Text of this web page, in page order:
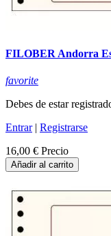
FILOBER Andorra
favorite
Debes de estar
Entrar| Registrarse
16,00 € Precio
Añadir al carrito